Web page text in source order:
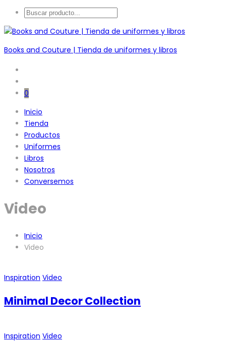
Books and Couture | Tienda de uniformes y libros
0
Inicio
Tienda
Productos
Uniformes
Libros
Nosotros
Conversemos
Video
Inicio
Video
Inspiration Video
Minimal Decor Collection
Inspiration Video